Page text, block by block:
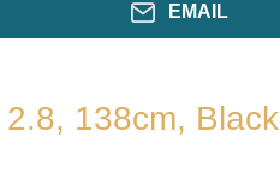
EMAIL
138cm, Black